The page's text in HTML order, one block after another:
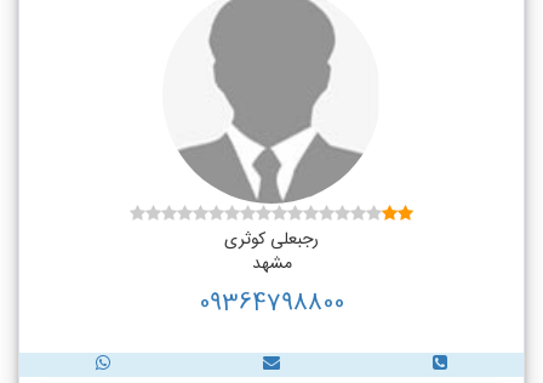
رجبعلی کوثری
مشهد
09364798800